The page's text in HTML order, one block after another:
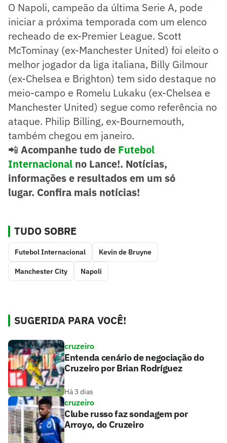
O Napoli, campeão da última Serie A, pode
iniciar a próxima temporada com um elenco
recheado de ex-Premier League. Scott
McTominay (ex-Manchester United) foi eleito o
melhor jogador da liga italiana, Billy Gilmour
(ex-Chelsea e Brighton) tem sido destaque no
meio-campo e Romelu Lukaku (ex-Chelsea e
Manchester United) segue como referência no
ataque. Philip Billing, ex-Bournemouth,
também chegou em janeiro.
📲 Acompanhe tudo de Futebol
Internacional no Lance!. Notícias,
informações e resultados em um só
lugar. Confira mais notícias!
TUDO SOBRE
Futebol Internacional Kevin de Bruyne
Manchester City Napoli
SUGERIDA PARA VOCÊ!
cruzeiro
Entenda cenário de negociação do
Cruzeiro por Brian Rodríguez
Há 3 dias
cruzeiro
Clube russo faz sondagem por
Arroyo, do Cruzeiro